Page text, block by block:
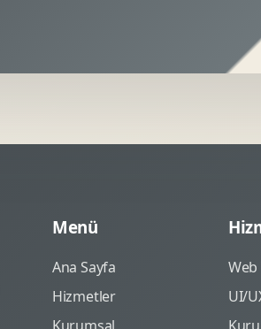
Menü
Ana Sayfa
Hizmetler
Kurumsal
Web
UI/